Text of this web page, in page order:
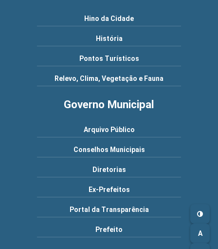
A
Hino da Cidade
História
Pontos Turísticos
Relevo, Clima, Vegetação e Fauna
Governo Municipal
Arquivo Público
Conselhos Municipais
Diretorias
Ex-Prefeitos
Portal da Transparência
Prefeito